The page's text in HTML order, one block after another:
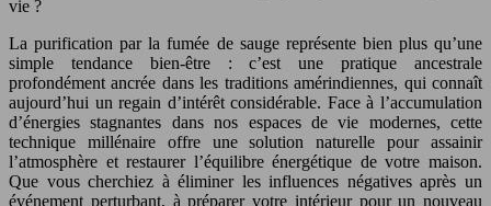
vie ?
La purification par la fumée de sauge représente bien plus qu’une
simple tendance bien-être : c’est une pratique ancestrale
profondément ancrée dans les traditions amérindiennes, qui connaît
aujourd’hui un regain d’intérêt considérable. Face à l’accumulation
d’énergies stagnantes dans nos espaces de vie modernes, cette
technique millénaire offre une solution naturelle pour assainir
l’atmosphère et restaurer l’équilibre énergétique de votre maison.
Que vous cherchiez à éliminer les influences négatives après un
événement perturbant, à préparer votre intérieur pour un nouveau